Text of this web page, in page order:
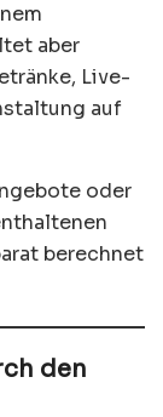
aber
Live-
auf
oder
berechnet
den